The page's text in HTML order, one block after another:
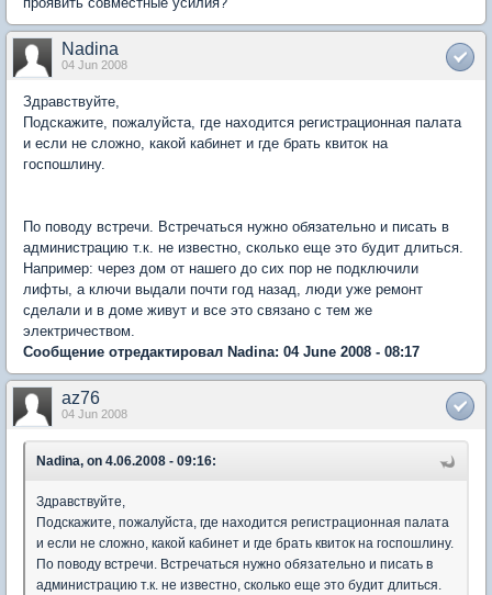
Nadina
04 Jun 2008
Здравствуйте,
Подскажите, пожалуйста, где находится регистрационная палата
и если не сложно, какой кабинет и где брать квиток на
госпошлину.
По поводу встречи. Встречаться нужно обязательно и писать в
администрацию т.к. не известно, сколько еще это будит длиться.
Например: через дом от нашего до сих пор не подключили
лифты, а ключи выдали почти год назад, люди уже ремонт
сделали и в доме живут и все это связано с тем же
электричеством.
Сообщение отредактировал Nadina: 04 June 2008 - 08:17
az76
04 Jun 2008
Nadina, on 4.06.2008 - 09:16:
Здравствуйте,
Подскажите, пожалуйста, где находится регистрационная палата
и если не сложно, какой кабинет и где брать квиток на госпошлину.
По поводу встречи. Встречаться нужно обязательно и писать в
администрацию т.к. не известно, сколько еще это будит длиться.